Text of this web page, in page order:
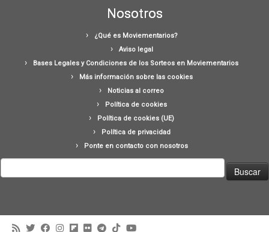
Nosotros
¿Qué es Moviementarios?
Aviso legal
Bases Legales y Condiciones de los Sorteos en Moviementarios
Más información sobre las cookies
Noticias al correo
Política de cookies
Política de cookies (UE)
Política de privacidad
Ponte en contacto con nosotros